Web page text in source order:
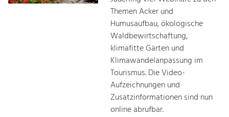
Themen Acker und
Humusaufbau, ökologische
Waldbewirtschaftung,
klimafitte Gärten und
Klimawandelanpassung im
Tourismus. Die Video-
Aufzeichnungen und
Zusatzinformationen sind nun
online abrufbar.